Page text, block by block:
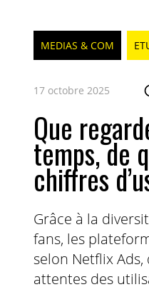
MEDIAS & COM
17 octobre 2025
Que
temps, de
chiffres
Grâce à la
fans, les
selon Netflix
attentes des